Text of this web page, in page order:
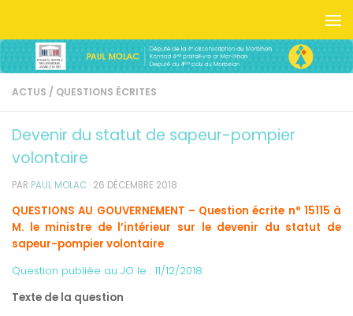
ACTUS / QUESTIONS ÉCRITES
Devenir du statut de sapeur-pompier
volontaire
PAR PAUL MOLAC · 26 DÉCEMBRE 2018
QUESTIONS AU GOUVERNEMENT – Question écrite n° 15115 à
M. le ministre de l’intérieur sur le devenir du statut de
sapeur-pompier volontaire
Question publiée au JO le : 11/12/2018
Texte de la question